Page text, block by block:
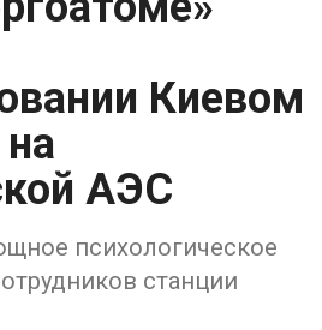
Киевом
АЭС
психологическое
станции